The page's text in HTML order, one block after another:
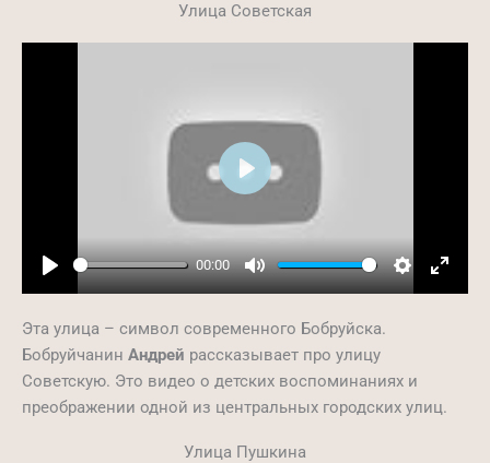
Улица Советская
Play
00:00
Mute Settings
Play
Эта улица – символ современного Бобруйска.
Бобруйчанин Андрей рассказывает про улицу
Советскую. Это видео о детских воспоминаниях и
преображении одной из центральных городских улиц.
Улица Пушкина